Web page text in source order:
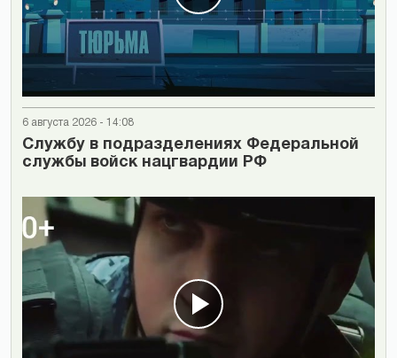
6 августа 2026 - 14:08
Cлужбу в подразделениях Федеральной
службы войск нацгвардии РФ